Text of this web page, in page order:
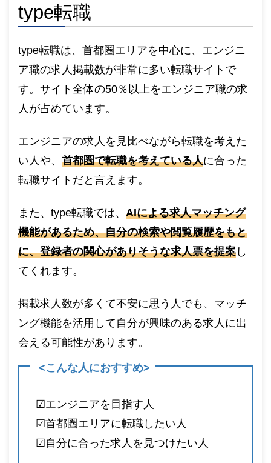
type転職
type転職は、首都圏エリアを中心に、エンジニ
ア職の求人掲載数が非常に多い転職サイトで
す。サイト全体の50％以上をエンジニア職の求
人が占めています。
エンジニアの求人を見比べながら転職を考えた
い人や、 首都圏で転職を考えている人に合った
転職サイトだと言えます。
また、type転職では、 AIによる求人マッチング
機能があるため、自分の検索や閲覧履歴をもと
に、登録者の関心がありそうな求人票を提案 し
てくれます。
掲載求人数が多くて不安に思う人でも、マッチ
ング機能を活用して自分が興味のある求人に出
会える可能性があります。
<こんな人におすすめ>
☑︎エンジニアを目指す人
☑︎首都圏エリアに転職したい人
☑︎自分に合った求人を見つけたい人